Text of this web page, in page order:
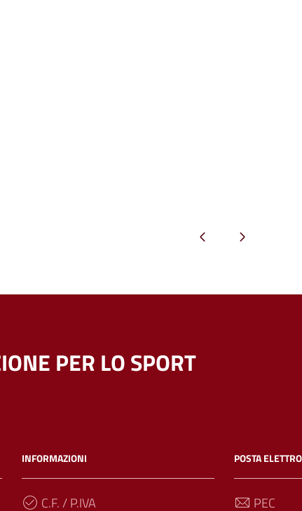
Pagina precedentePagina successiva
PER LO SPORT
INFORMAZIONI
C.F. / P.IVA
POSTA
PEC